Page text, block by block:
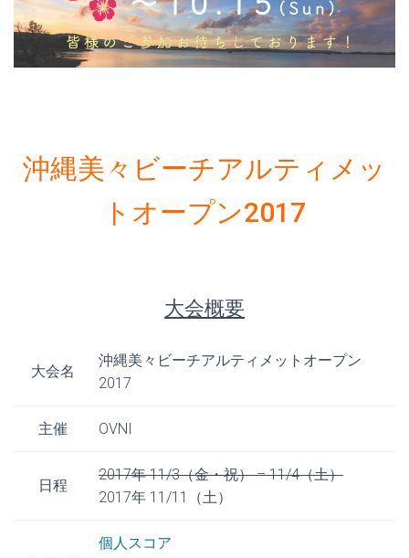
沖縄美々ビーチアルティメッ
トオープン2017
大会概要
大会名
沖縄美々ビーチアルティメットオープン
2017
主催 OVNI
日程
2017年 11/3（金・祝） – 11/4（土）
2017年 11/11（土）
個人スコア